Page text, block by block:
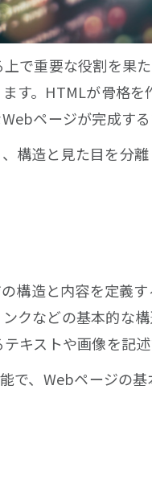
で重要な役割を果
す。HTMLが骨格を
ページが完成する
構造と見た目を分
構造と内容を定義
クなどの基本的な
キストや画像を記
で、Webページの